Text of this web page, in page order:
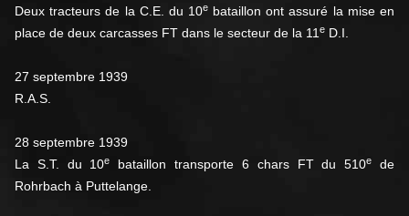
Deux tracteurs de la C.E. du 10e bataillon ont assuré la mise en
place de deux carcasses FT dans le secteur de la 11 e D.I.
27 septembre 1939
R.A.S.
28 septembre 1939
La S.T. du 10e bataillon transporte 6 chars FT du 510e
de
Rohrbach à Puttelange.